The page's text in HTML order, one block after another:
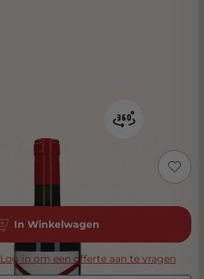
In Winkelwagen
Log in om een offerte aan te vragen